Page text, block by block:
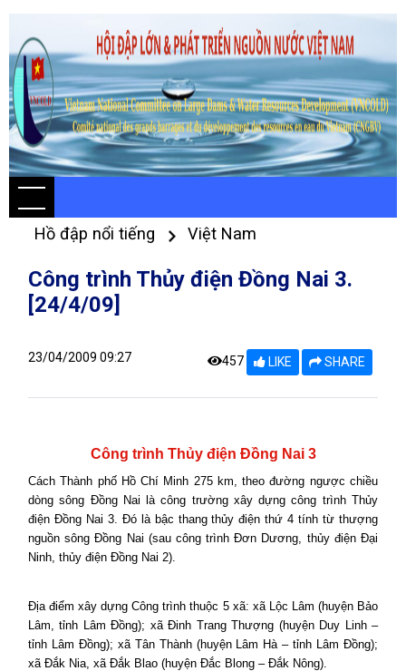
Hồ đập nổi tiếng Việt Nam
Công trình Thủy điện Đồng Nai 3.
[24/4/09]
23/04/2009 09:27 457 LIKE SHARE
Công trình Thủy điện Đồng Nai 3
Cách Thành phố Hồ Chí Minh 275 km, theo đường ngược chiều
dòng sông Đồng Nai là công trường xây dựng công trình Thủy
điện Đồng Nai 3. Đó là bậc thang thủy điện thứ 4 tính từ thượng
nguồn sông Đồng Nai (sau công trình Đơn Dương, thủy điện Đại
Ninh, thủy điện Đồng Nai 2).
Địa điểm xây dựng Công trình thuộc 5 xã: xã Lộc Lâm (huyện Bảo
Lâm, tỉnh Lâm Đồng); xã Đinh Trang Thượng (huyện Duy Linh –
tỉnh Lâm Đồng); xã Tân Thành (huyện Lâm Hà – tỉnh Lâm Đồng);
xã Đắk Nia, xã Đắk Blao (huyện Đắc Blong – Đắk Nông).